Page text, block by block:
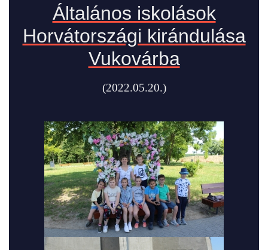
Általános iskolások
Horvátországi kirándulása
Vukovárba
(2022.05.20.)